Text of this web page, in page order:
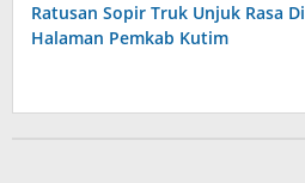
Ratusan Sopir Truk Unjuk Rasa Di
Halaman Pemkab Kutim